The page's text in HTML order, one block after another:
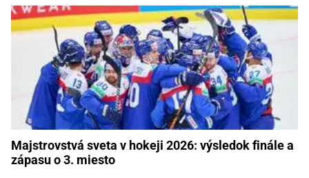
Majstrovstvá sveta v hokeji 2026: výsledok finále a
zápasu o 3. miesto